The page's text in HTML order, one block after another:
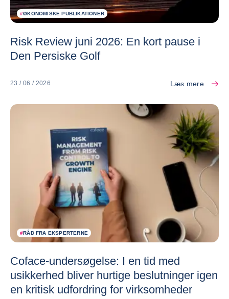
#ØKONOMISKE PUBLIKATIONER
Risk Review juni 2026: En kort pause i
Den Persiske Golf
23 / 06 / 2026 Læs mere
#RÅD FRA EKSPERTERNE
Coface-undersøgelse: I en tid med
usikkerhed bliver hurtige beslutninger igen
en kritisk udfordring for virksomheder